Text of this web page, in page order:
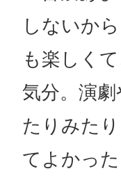
しないか
も楽しく
気分。演
たりみた
てよかった